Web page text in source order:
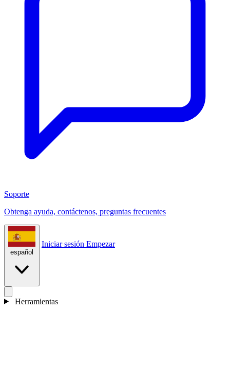
Soporte
Obtenga ayuda, contáctenos, preguntas frecuentes
español
Iniciar sesión Empezar
Herramientas